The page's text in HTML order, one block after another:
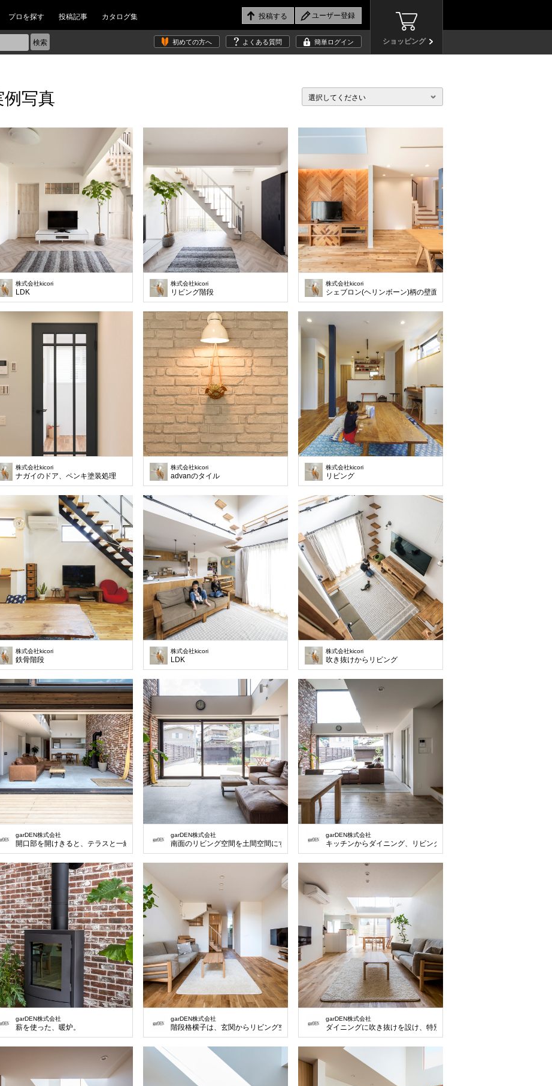
プロを探す 投稿記事 カタログ集
ショッピング
初めての方へ よくある質問 簡単ログイン
例写真 選択してください
株式会社kicori
LDK
株式会社kicori
リビング階段
株式会社kicori
シェブロン(ヘリンボーン)柄の壁面
株式会社kicori
ナガイのドア、ペンキ塗装処理
株式会社kicori
advanのタイル
株式会社kicori
リビング
株式会社kicori
鉄骨階段
株式会社kicori
LDK
株式会社kicori
吹き抜けからリビング
garDEN株式会社
開口部を開けきると、テラスと一続きに使えるリビング空間。
garDEN株式会社
南面のリビング空間を土間空間にすることで、取り込んだ熱を蓄熱し、保温効果に。
garDEN株式会社
キッチンからダイニング、リビングまで続く吹き抜け。
garDEN株式会社
薪を使った、暖炉。
garDEN株式会社
階段格横子は、玄関からリビング空間の目隠し効果に。
garDEN株式会社
ダイニングに吹き抜けを設け、特別な空間に。